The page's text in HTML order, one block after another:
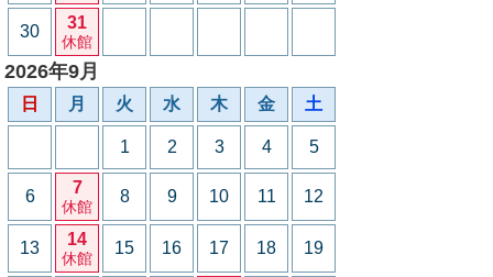
30 31
休館
2026年9月
日 月 火 水 木 金 土
1 2 3 4 5
6 7
休館
8 9 10 11 12
13 14
休館
15 16 17 18 19